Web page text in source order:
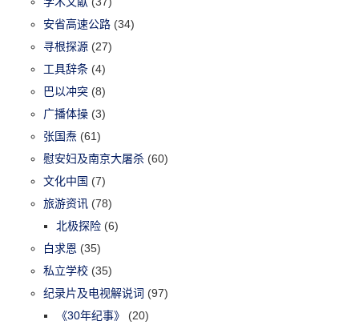
安省高速公路 (34)
寻根探源 (27)
工具辞条 (4)
巴以冲突 (8)
广播体操 (3)
张国焘 (61)
慰安妇及南京大屠杀 (60)
文化中国 (7)
旅游资讯 (78)
北极探险 (6)
白求恩 (35)
私立学校 (35)
纪录片及电视解说词 (97)
《30年纪事》
(20)